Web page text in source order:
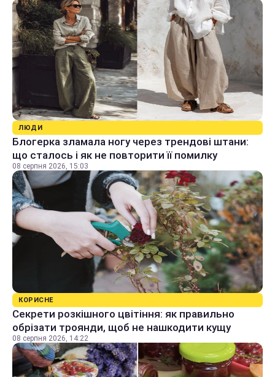
ЛЮДИ
Блогерка зламала ногу через трендові штани:
що сталось і як не повторити її помилку
08 серпня 2026, 15:03
КОРИСНЕ
Секрети розкішного цвітіння: як правильно
обрізати троянди, щоб не нашкодити кущу
08 серпня 2026, 14:22